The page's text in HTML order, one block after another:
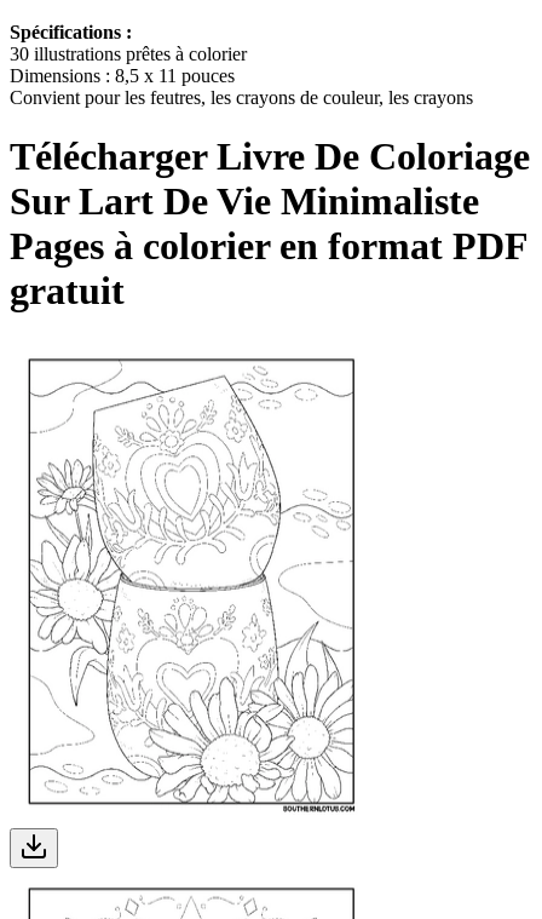
Spécifications :
30 illustrations prêtes à colorier
Dimensions : 8,5 x 11 pouces
Convient pour les feutres, les crayons de couleur, les crayons
Télécharger Livre De Coloriage
Sur Lart De Vie Minimaliste
Pages à colorier en format PDF
gratuit